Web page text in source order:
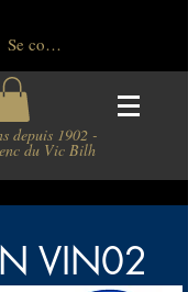
Se connecter
depuis 1902 -
du Vic Bilh
VIN02